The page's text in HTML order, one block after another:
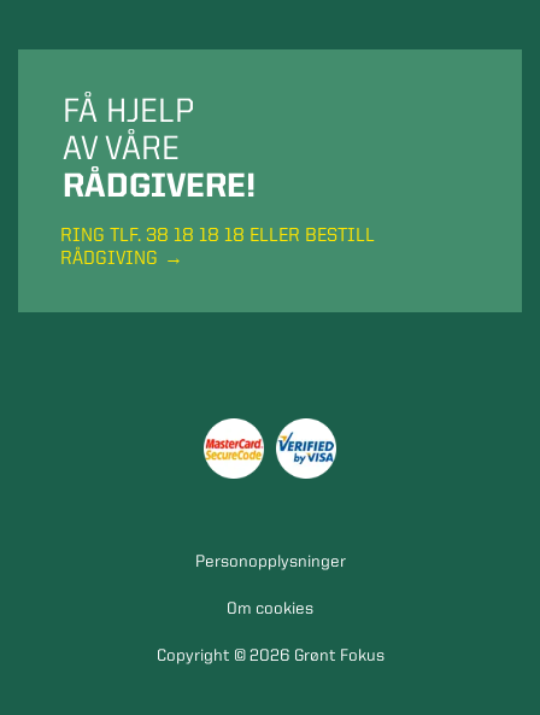
FÅ HJELP
AV VÅRE
RÅDGIVERE!
RING TLF. 38 18 18 18 ELLER BESTILL
RÅDGIVING
Personopplysninger
Om cookies
Copyright © 2026 Grønt Fokus